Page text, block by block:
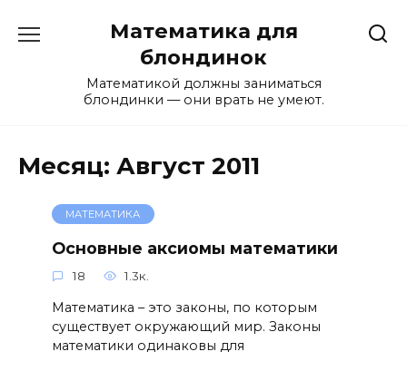
Математика для
блондинок
Математикой должны заниматься
блондинки — они врать не умеют.
Месяц: Август 2011
МАТЕМАТИКА
Основные аксиомы математики
18 1.3к.
Математика – это законы, по которым
существует окружающий мир. Законы
математики одинаковы для